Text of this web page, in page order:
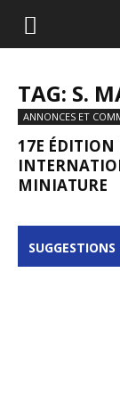
TAG: S.
ANNONCES ET
17E ÉDITION
MINIATURE